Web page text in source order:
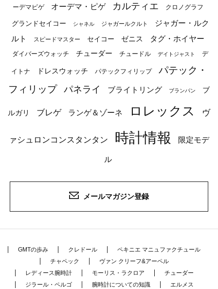
ーデマピゲ オーデマ・ピゲ カルティエ クロノグラフ
グランドセイコー シャネル ジャガールクルト
ジャガー・ルク
ルト
スピードマスター セイコー ゼニス タグ・ホイヤー
ダイバーズウォッチ チューダー チュードル デイトジャスト デ
イトナ ドレスウォッチ パテックフィリップ
パテック・
フィリップ
パネライ ブライトリング ブランパン ブ
ルガリ ブレゲ ランゲ＆ゾーネ ロレックス ヴ
ァシュロンコンスタンタン 時計情報 限定モデ
ル
メールマガジン登録
GMTの歩み クレドール
ペキニエ マニュファクチュール
チャペック
ヴァン クリーフ&アーペル
レディース腕時計
モーリス・ラクロア
チューダー
ジラール・ペルゴ
腕時計についての知識
エルメス